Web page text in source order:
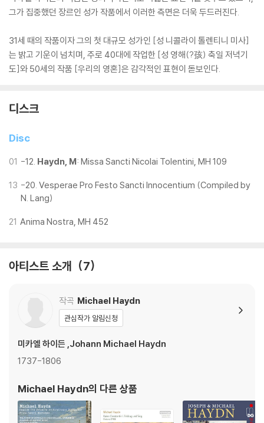
그가 집중했던 장르인 성가 작품에서 이러한 측면은 더욱 두드러진다.
31세 때의 작품이자 그의 첫 대규모 성가인 [성 니콜라이 톨렌티니 미사]
는 밝고 기운이 넘치며, 주로 40대에 작업한 [성 영해(?孩) 축일 저녁기
도]와 50세의 작품 [우리의 영혼]은 감각적인 표현이 돋보인다.
디스크
Disc
01 -12. Haydn, M: Missa Sancti Nicolai Tolentini, MH 109
13 -20. Vesperae Pro Festo Sancti Innocentium (Compiled by
N. Lang)
21 Anima Nostra, MH 452
아티스트 소개 7
작곡 Michael Haydn
관심작가 알림신청
미카엘 하이든 ,Johann Michael Haydn
1737-1806
Michael Haydn의 다른 상품